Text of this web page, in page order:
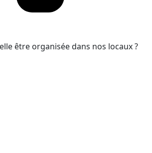
être organisée dans nos locaux ?